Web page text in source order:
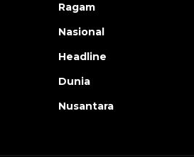
Ragam
Nasional
Headline
Dunia
Nusantara